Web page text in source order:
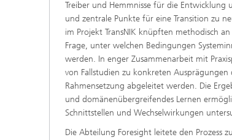
Treiber und Hemmnisse für die
und zentrale Punkte für eine Transition zu
im Projekt TransNIK knüpften methodisch
Frage, unter welchen Bedingungen
werden. In enger Zusammenarbeit mit
von Fallstudien zu konkreten
Rahmensetzung abgeleitet werden. Die
und domänenübergreifendes Lernen
Schnittstellen und Wechselwirkungen
Die Abteilung Foresight leitete den Prozess